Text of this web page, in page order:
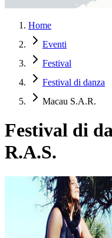
Home
Eventi
Festival
Festival di danza
Macau S.A.R.
Festival di
R.A.S.
Ritiro di Danza a